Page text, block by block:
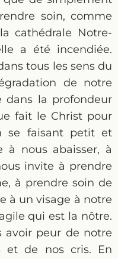
soin, comme
cathédrale Notre-
a été incendiée.
tous les sens du
de notre
dans la profondeur
fait le Christ pour
se faisant petit et
à nous abaisser, à
invite à prendre
à prendre soin de
à un visage à notre
qui est la nôtre.
avoir peur de notre
et de nos cris. En